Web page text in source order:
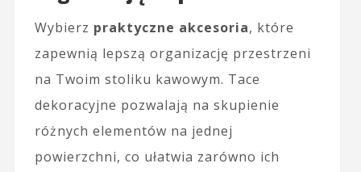
Wybierz praktyczne akcesoria, które
zapewnią lepszą organizację przestrzeni
na Twoim stoliku kawowym. Tace
dekoracyjne pozwalają na skupienie
różnych elementów na jednej
powierzchni, co ułatwia zarówno ich